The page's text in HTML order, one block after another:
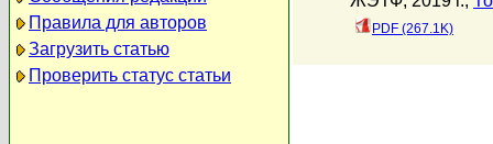
Правила для авторов
Загрузить статью
Проверить статус статьи
PDF (267.1K)